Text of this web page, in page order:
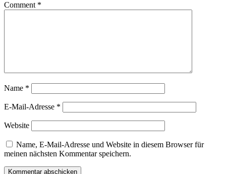
Comment *
Name *
E-Mail-Adresse *
Website
Name, E-Mail-Adresse und Website in diesem Browser für
meinen nächsten Kommentar speichern.